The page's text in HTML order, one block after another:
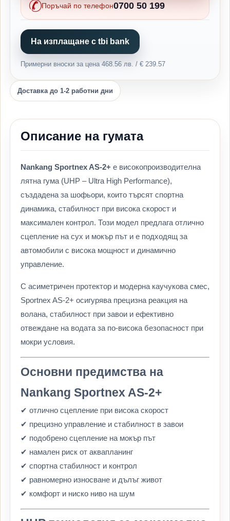
Поръчай по телефон0700 50 199
На изплащане с tbi bank
Примерни вноски за цена 468.56 лв. / € 239.57
Доставка до 1-2 работни дни
Описание на гумата
Nankang Sportnex AS-2+ е високопроизводителна
лятна гума (UHP – Ultra High Performance),
създадена за шофьори, които търсят спортна
динамика, стабилност при висока скорост и
максимален контрол. Този модел предлага отлично
сцепление на сух и мокър път и е подходящ за
автомобили с висока мощност и динамично
управление.
С асиметричен протектор и модерна каучукова смес,
Sportnex AS-2+ осигурява прецизна реакция на
волана, стабилност при завои и ефективно
отвеждане на водата за по-висока безопасност при
мокри условия.
Основни предимства на
Nankang Sportnex AS-2+
✔ отлично сцепление при висока скорост
✔ прецизно управление и стабилност в завои
✔ подобрено сцепление на мокър път
✔ намален риск от аквапланинг
✔ спортна стабилност и контрол
✔ равномерно износване и дълъг живот
✔ комфорт и ниско ниво на шум